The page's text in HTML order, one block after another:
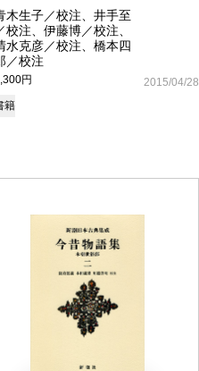
木生子／校注、井手至
校注、伊藤博／校注、
水克彦／校注、橋本四
／校注
円
2015/04/28
籍